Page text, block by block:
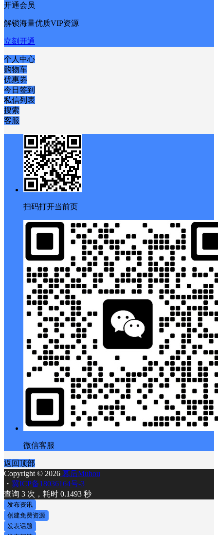
开通会员
解锁海量优质VIP资源
立刻开通
个人中心
购物车
优惠劵
今日签到
私信列表
搜索
客服
扫码打开当前页
微信客服
返回顶部
Copyright © 2026 幕后Muhou
・ 冀ICP备18036164号-3
查询 3 次，耗时 0.1493 秒
发布资讯
创建免费资源
发表话题